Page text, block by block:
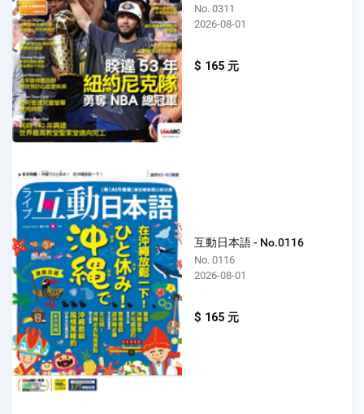
No. 0311
2026-08-01
$ 165 元
互動日本語 - No.0116
No. 0116
2026-08-01
$ 165 元